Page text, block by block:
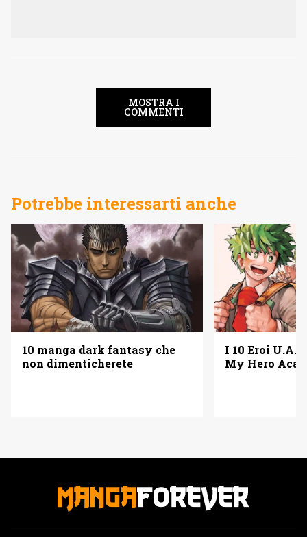
MOSTRA I
COMMENTI
Potrebbe interessarti anche
10 manga dark fantasy che
non dimenticherete
I 10 Eroi U.A.
My Hero